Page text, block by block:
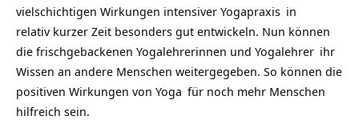
vielschichtigen Wirkungen intensiver Yogapraxis in
relativ kurzer Zeit besonders gut entwickeln. Nun können
die frischgebackenen Yogalehrerinnen und Yogalehrer ihr
Wissen an andere Menschen weitergegeben. So können die
positiven Wirkungen von Yoga für noch mehr Menschen
hilfreich sein.